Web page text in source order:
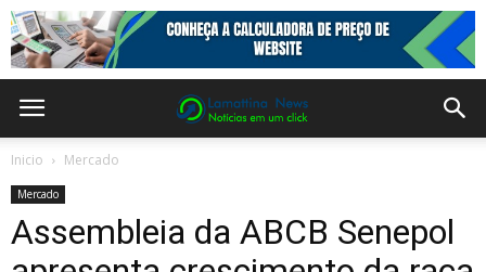
Inicio Mercado
Mercado
Assembleia da ABCB Senepol